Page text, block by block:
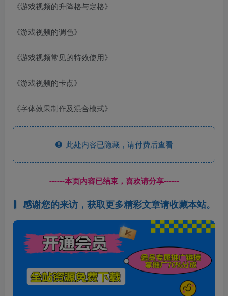
《游戏视频的升降格与定格》
《游戏视频的调色》
《游戏视频常见的特效使用》
《游戏视频的卡点》
《字体效果制作及混合模式》
此处内容已隐藏，请付费后查看
------本页内容已结束，喜欢请分享------
感谢您的来访，获取更多精彩文章请收藏本站。